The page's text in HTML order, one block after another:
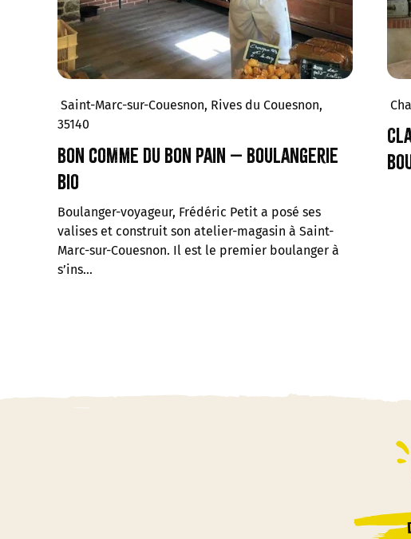
Saint-Marc-sur-Couesnon, Rives du Couesnon,
35140
Bon comme du bon pain – Boulangerie
bio
Boulanger-voyageur, Frédéric Petit a posé ses
valises et construit son atelier-magasin à Saint-
Marc-sur-Couesnon. Il est le premier boulanger à
s’ins…